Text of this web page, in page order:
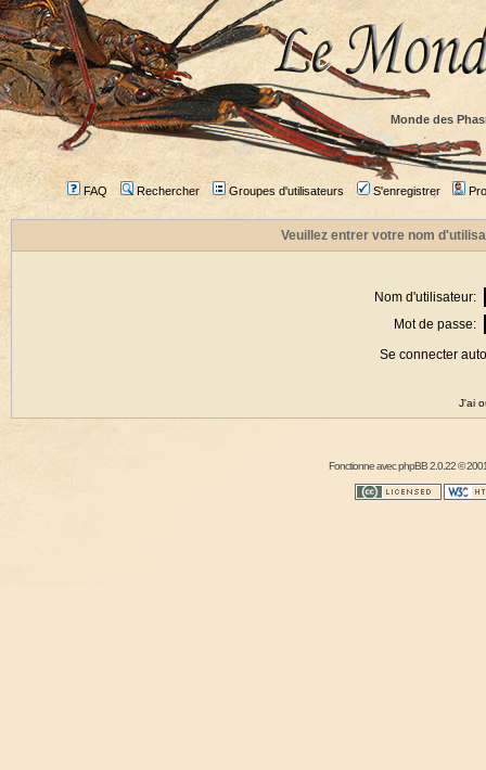
Monde des
FAQ Rechercher Groupes d'utilisateurs S'enregistrer
Veuillez entrer votre nom
Nom d'utilisateur:
Mot de passe:
Se connecter
J'ai
Fonctionne avecphpBB2.0.22 ©